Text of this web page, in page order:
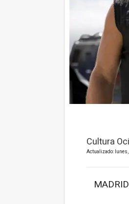
Cultura
Actualizado: